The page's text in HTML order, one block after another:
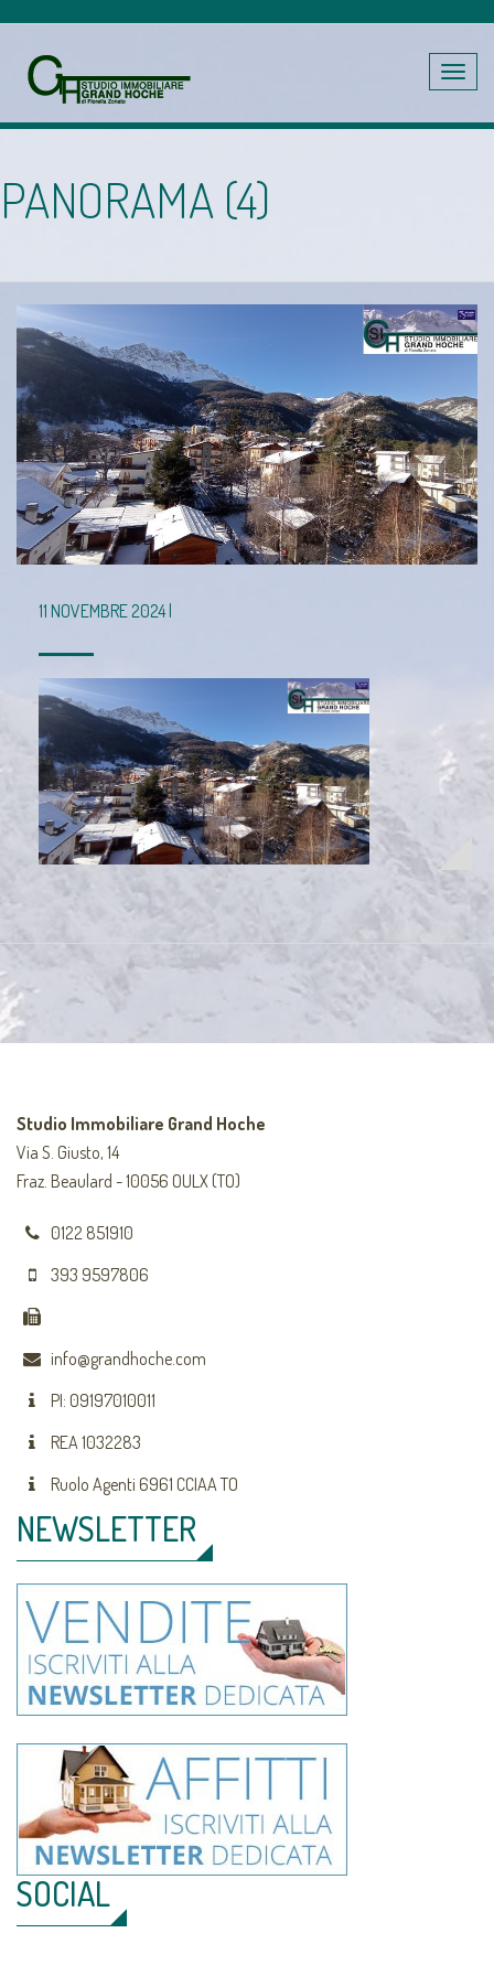
Toggle
PANORAMA (4)
11 NOVEMBRE 2024 |
Studio Immobiliare Grand Hoche
Via S. Giusto, 14
Fraz. Beaulard - 10056 OULX (TO)
0122 851910
393 9597806
info@grandhoche.com
PI: 09197010011
REA 1032283
Ruolo Agenti 6961 CCIAA TO
NEWSLETTER
SOCIAL